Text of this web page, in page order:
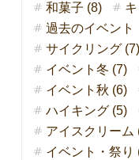
和菓子 (8)
過去のイベント
サイクリング (7)
イベント冬 (7)
イベント秋 (6)
ハイキング (5)
アイスクリーム
イベント・祭り